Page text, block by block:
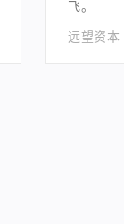
飞。
远望资本